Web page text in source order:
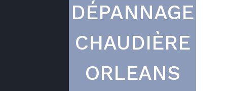
DÉPANNAGE
CHAUDIÈRE
ORLEANS